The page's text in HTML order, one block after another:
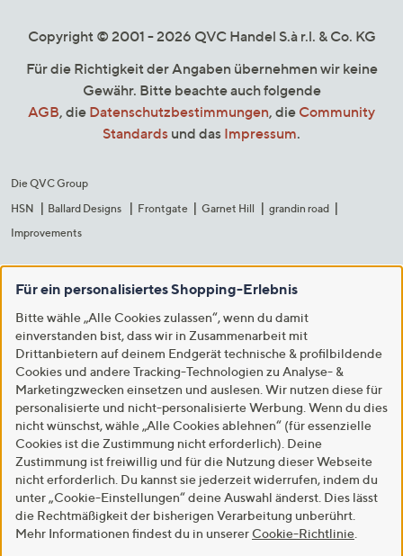
Copyright © 2001 - 2026 QVC Handel S.à r.l. & Co. KG
Für die Richtigkeit der Angaben übernehmen wir keine
Gewähr. Bitte beachte auch folgende
AGB, die Datenschutzbestimmungen, die Community
Standards und das Impressum.
Die QVC Group
HSN
Ballard Designs Frontgate Garnet Hill
grandin road
Improvements
Für ein personalisiertes Shopping-Erlebnis
Bitte wähle „Alle Cookies zulassen“, wenn du damit
einverstanden bist, dass wir in Zusammenarbeit mit
Drittanbietern auf deinem Endgerät technische & profilbildende
Cookies und andere Tracking-Technologien zu Analyse- &
Marketingzwecken einsetzen und auslesen. Wir nutzen diese für
personalisierte und nicht-personalisierte Werbung. Wenn du dies
nicht wünschst, wähle „Alle Cookies ablehnen“ (für essenzielle
Cookies ist die Zustimmung nicht erforderlich). Deine
Zustimmung ist freiwillig und für die Nutzung dieser Webseite
nicht erforderlich. Du kannst sie jederzeit widerrufen, indem du
unter „Cookie-Einstellungen“ deine Auswahl änderst. Dies lässt
die Rechtmäßigkeit der bisherigen Verarbeitung unberührt.
Mehr Informationen findest du in unserer Cookie-Richtlinie